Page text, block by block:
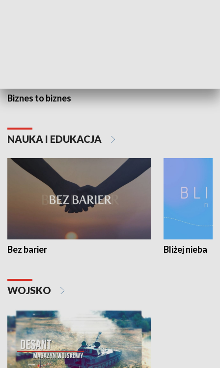
Biznes to biznes
NAUKA I EDUKACJA
Bez barier Bliżej nieba
WOJSKO